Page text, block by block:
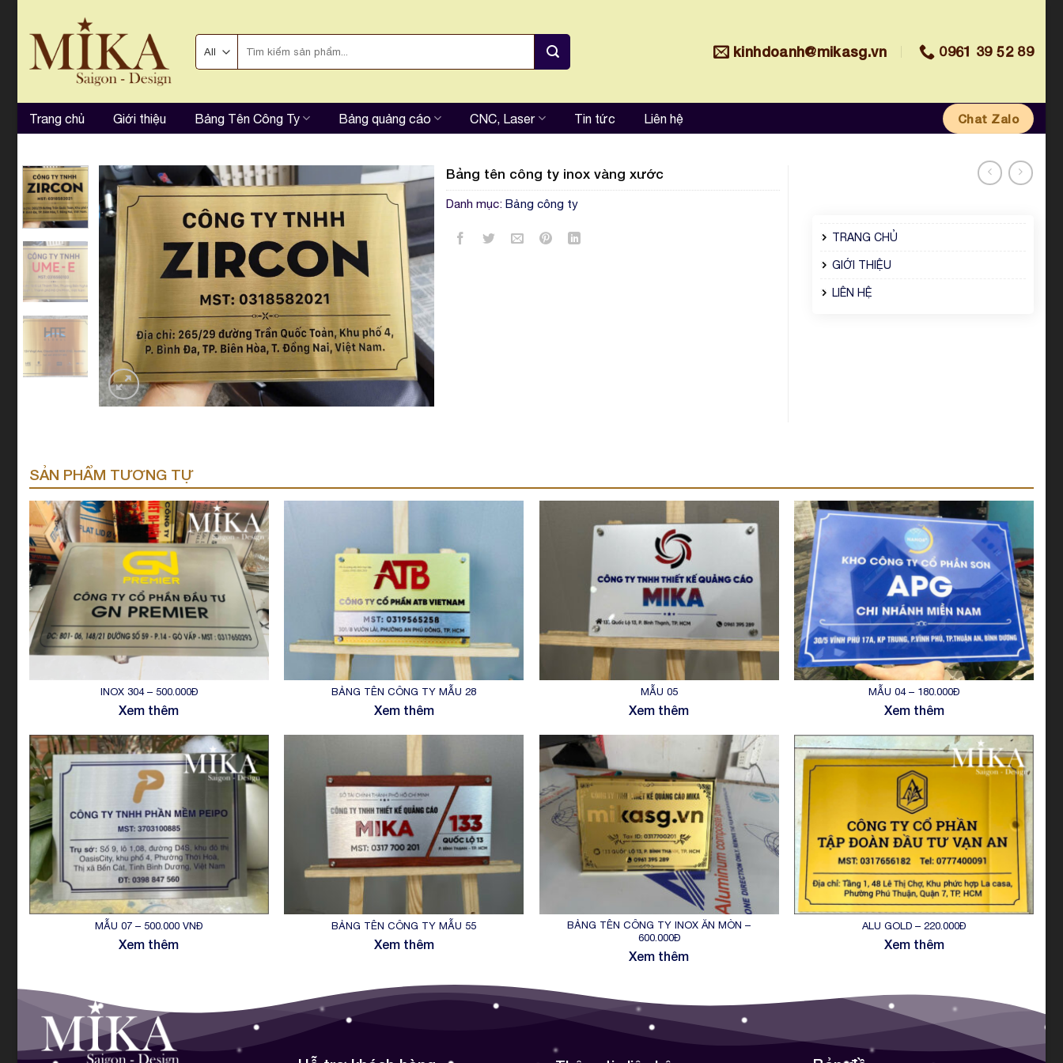
content
kiếm:
kinhdoanh@mikasg.vn 0961 39 52 89
Trang chủ Giới thiệu Bảng Tên Công Ty Bảng quảng cáo CNC, Laser Tin tức Liên hệ Chat Zalo
Bảng tên công ty inox vàng xước
Danh mục: Bảng công ty
TRANG CHỦ
GIỚI THIỆU
LIÊN HỆ
SẢN PHẨM TƯƠNG TỰ
INOX 304 – 500.000Đ
Xem thêm
BẢNG TÊN CÔNG TY MẪU 28
Xem thêm
MẪU 05
Xem thêm
MẪU 04 – 180.000Đ
Xem thêm
MẪU 07 – 500.000 VNĐ
Xem thêm
BẢNG TÊN CÔNG TY MẪU 55
Xem thêm
BẢNG TÊN CÔNG TY INOX ĂN MÒN –
600.000Đ
Xem thêm
ALU GOLD – 220.000Đ
Xem thêm